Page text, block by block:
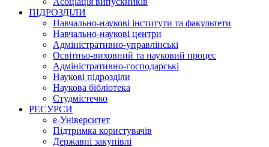
ПІДРОЗДІЛИ
Навчально-наукові інститути та факультети
Навчально-наукові центри
Адміністративно-управлінські
Освітньо-виховний та науковий процес
Адміністративно-господарські
Наукові підрозділи
Наукова бібліотека
Студмістечко
РЕСУРСИ
е-Університет
Підтримка користувачів
Державні закупівлі